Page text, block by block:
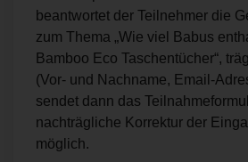
beantwortet der Teilnehmer die
zum Thema „Wie viel Babus
Bamboo Eco Taschentücher“,
(Vor- und Nachname, Email-
sendet dann das
nachträgliche Korrektur der
möglich.